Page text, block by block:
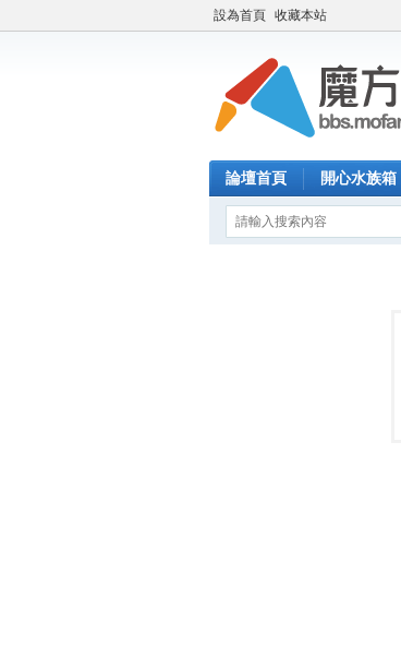
設為首頁 收藏本站
論壇首頁 開心水族箱